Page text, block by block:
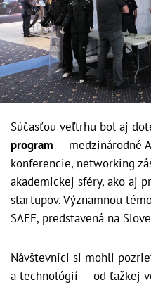
Súčasťou veľtrhu bol aj
program — medzinárodné
konferencie, networking
akademickej sféry, ako aj
startupov. Významnou
SAFE, predstavená na
Návštevníci si mohli
a technológií — od ťažkej